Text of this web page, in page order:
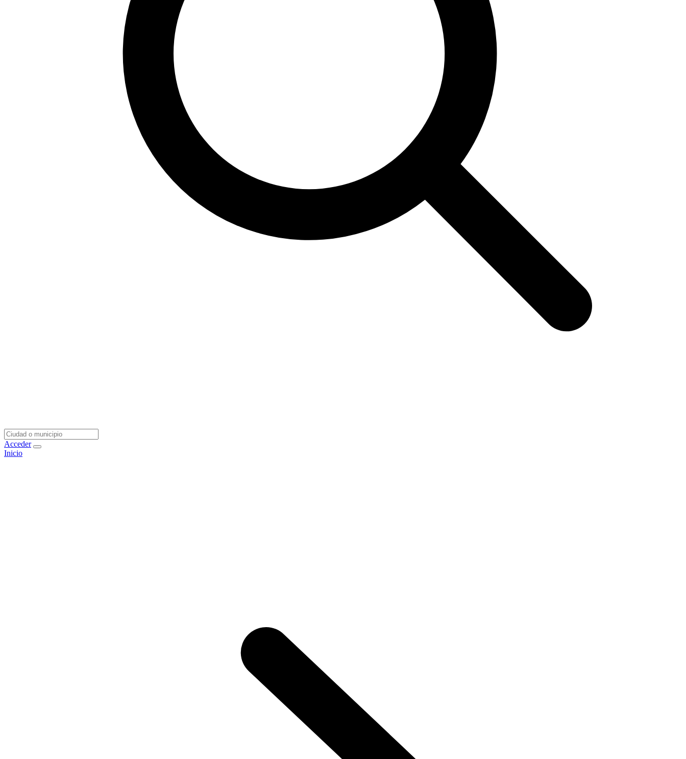
Acceder
Inicio